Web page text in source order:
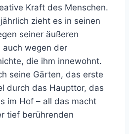
Kraft des Menschen.
zieht es in seinen
seiner äußeren
auch wegen der
die ihm innewohnt.
seine Gärten, das erste
durch das Haupttor, das
im Hof – all das macht
tief berührenden